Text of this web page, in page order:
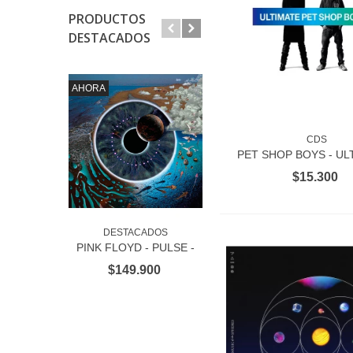
PRODUCTOS
DESTACADOS
AHORA
AÑADIR AL CARRITO
DESTACADOS
PINK FLOYD - PULSE -
4 LP BOX SET
$149.900
BILLIE EILISH -
HAPPIER THAN EVER
VER MÁS
CDS
PET SHOP BOYS -
1CD
$15.300